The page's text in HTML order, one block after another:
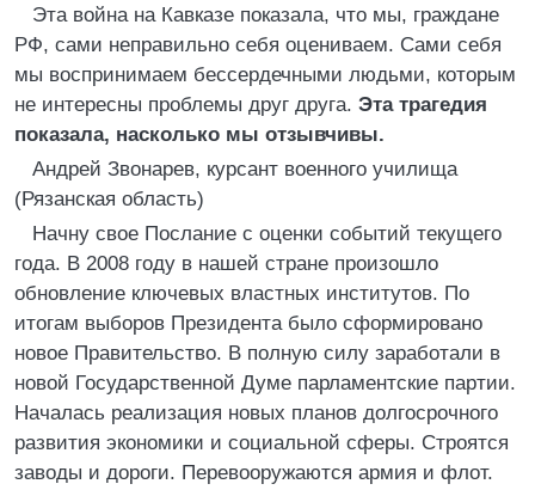
Эта война на Кавказе показала, что мы, граждане
РФ, сами неправильно себя оцениваем. Сами себя
мы воспринимаем бессердечными людьми, которым
не интересны проблемы друг друга. Эта трагедия
показала, насколько мы отзывчивы.
Андрей Звонарев, курсант военного училища
(Рязанская область)
Начну свое Послание с оценки событий текущего
года. В 2008 году в нашей стране произошло
обновление ключевых властных институтов. По
итогам выборов Президента было сформировано
новое Правительство. В полную силу заработали в
новой Государственной Думе парламентские партии.
Началась реализация новых планов долгосрочного
развития экономики и социальной сферы. Строятся
заводы и дороги. Перевооружаются армия и флот.